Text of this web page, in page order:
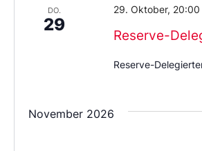
DO.
29
Reserve-
29. Oktober, 20:00
Reserve-
November 2026